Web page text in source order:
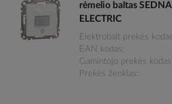
rėmelio baltas
ELECTRIC
Elektrobalt prekės kodas
EAN kodas
Gamintojo prekės kodas
Prekės ženklas